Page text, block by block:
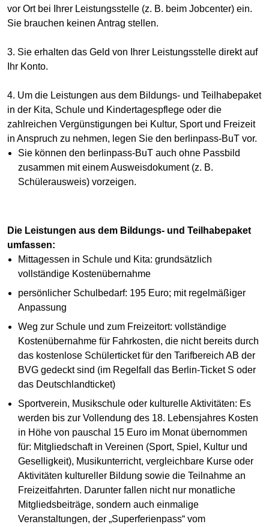
vor Ort bei Ihrer Leistungsstelle (z. B. beim Jobcenter) ein.
Sie brauchen keinen Antrag stellen.
3. Sie erhalten das Geld von Ihrer Leistungsstelle direkt auf
Ihr Konto.
4. Um die Leistungen aus dem Bildungs- und Teilhabepaket
in der Kita, Schule und Kindertagespflege oder die
zahlreichen Vergünstigungen bei Kultur, Sport und Freizeit
in Anspruch zu nehmen, legen Sie den berlinpass-BuT vor.
Sie können den berlinpass-BuT auch ohne Passbild
zusammen mit einem Ausweisdokument (z. B.
Schülerausweis) vorzeigen.
Die Leistungen aus dem Bildungs- und Teilhabepaket
umfassen:
Mittagessen in Schule und Kita: grundsätzlich
vollständige Kostenübernahme
persönlicher Schulbedarf: 195 Euro; mit regelmäßiger
Anpassung
Weg zur Schule und zum Freizeitort: vollständige
Kostenübernahme für Fahrkosten, die nicht bereits durch
das kostenlose Schülerticket für den Tarifbereich AB der
BVG gedeckt sind (im Regelfall das Berlin-Ticket S oder
das Deutschlandticket)
Sportverein, Musikschule oder kulturelle Aktivitäten: Es
werden bis zur Vollendung des 18. Lebensjahres Kosten
in Höhe von pauschal 15 Euro im Monat übernommen
für: Mitgliedschaft in Vereinen (Sport, Spiel, Kultur und
Geselligkeit), Musikunterricht, vergleichbare Kurse oder
Aktivitäten kultureller Bildung sowie die Teilnahme an
Freizeitfahrten. Darunter fallen nicht nur monatliche
Mitgliedsbeiträge, sondern auch einmalige
Veranstaltungen, der „Superferienpass“ vom